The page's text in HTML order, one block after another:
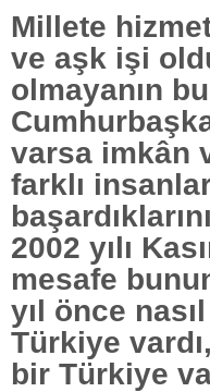
Millete
ve aşk işi
olmayanın
varsa imkân
farklı
2002 yılı
mesafe
yıl önce
Türkiye
bir Türkiye